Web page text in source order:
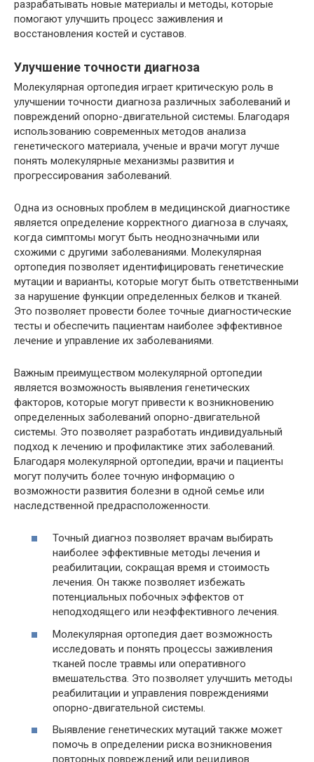
разрабатывать новые материалы и методы, которые
помогают улучшить процесс заживления и
восстановления костей и суставов.
Улучшение точности диагноза
Молекулярная ортопедия играет критическую роль в
улучшении точности диагноза различных заболеваний и
повреждений опорно-двигательной системы. Благодаря
использованию современных методов анализа
генетического материала, ученые и врачи могут лучше
понять молекулярные механизмы развития и
прогрессирования заболеваний.
Одна из основных проблем в медицинской диагностике
является определение корректного диагноза в случаях,
когда симптомы могут быть неоднозначными или
схожими с другими заболеваниями. Молекулярная
ортопедия позволяет идентифицировать генетические
мутации и варианты, которые могут быть ответственными
за нарушение функции определенных белков и тканей.
Это позволяет провести более точные диагностические
тесты и обеспечить пациентам наиболее эффективное
лечение и управление их заболеваниями.
Важным преимуществом молекулярной ортопедии
является возможность выявления генетических
факторов, которые могут привести к возникновению
определенных заболеваний опорно-двигательной
системы. Это позволяет разработать индивидуальный
подход к лечению и профилактике этих заболеваний.
Благодаря молекулярной ортопедии, врачи и пациенты
могут получить более точную информацию о
возможности развития болезни в одной семье или
наследственной предрасположенности.
Точный диагноз позволяет врачам выбирать
наиболее эффективные методы лечения и
реабилитации, сокращая время и стоимость
лечения. Он также позволяет избежать
потенциальных побочных эффектов от
неподходящего или неэффективного лечения.
Молекулярная ортопедия дает возможность
исследовать и понять процессы заживления
тканей после травмы или оперативного
вмешательства. Это позволяет улучшить методы
реабилитации и управления повреждениями
опорно-двигательной системы.
Выявление генетических мутаций также может
помочь в определении риска возникновения
повторных повреждений или рецидивов